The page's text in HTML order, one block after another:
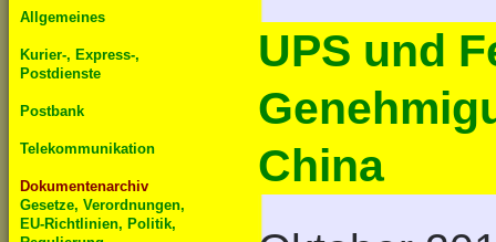
Allgemeines
Kurier-, Express-,
Postdienste
Postbank
Telekommunikation
Dokumentenarchiv
Gesetze, Verordnungen,
EU-Richtlinien, Politik,
UPS und
China